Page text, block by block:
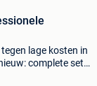
lage kosten in
complete set